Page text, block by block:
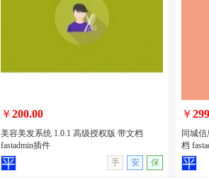
排班管理系统 1.0.0 高级授权版 带文档
无演示
工
￥200.00
美容美发系统 1.0.1 高级授权版 带文档
fastadmin插件
手
安 保
￥
同城
档